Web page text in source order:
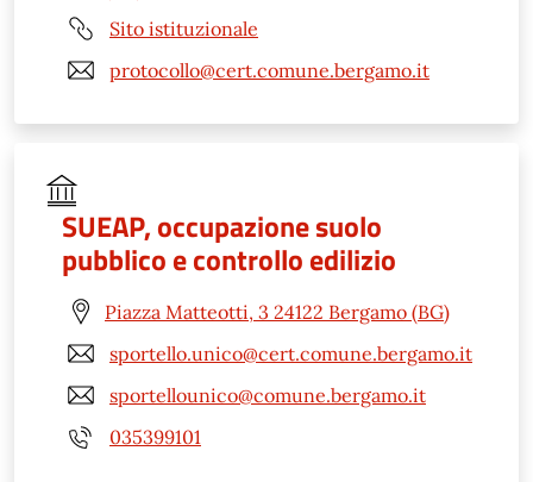
Sito istituzionale
protocollo@cert.comune.bergamo.it
SUEAP, occupazione suolo
pubblico e controllo edilizio
Piazza Matteotti, 3 24122 Bergamo (BG)
sportello.unico@cert.comune.bergamo.it
sportellounico@comune.bergamo.it
035399101